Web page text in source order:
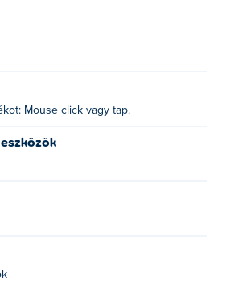
Mouse click vagy tap.